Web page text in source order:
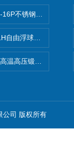
不锈钢硬密封球阀
自由浮球式蒸汽疏水
温高压锻钢止回阀
公司 版权所有